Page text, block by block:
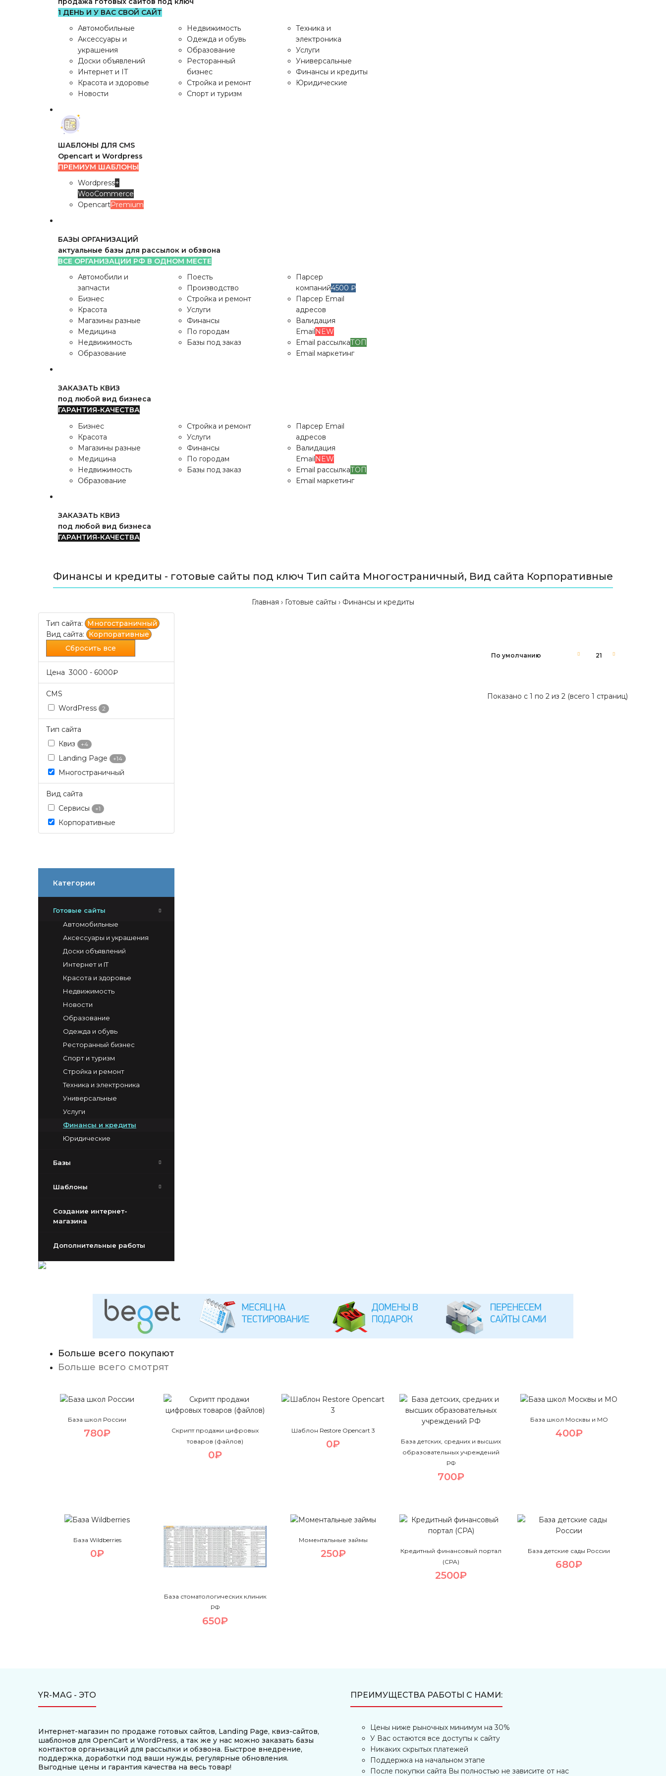
1 ДЕНЬ И У ВАС СВОЙ САЙТ
Автомобильные
Аксессуары и
украшения
Доски объявлений
Интернет и IT
Красота и здоровье
Новости
Недвижимость
Одежда и обувь
Образование
Ресторанный
бизнес
Стройка и ремонт
Спорт и туризм
Техника и
электроника
Услуги
Универсальные
Финансы и кредиты
Юридические
ШАБЛОНЫ ДЛЯ CMS
Opencart и Wordpress
ПРЕМИУМ ШАБЛОНЫ
Wordpress+
WooCommerce
OpencartPremium
БАЗЫ ОРГАНИЗАЦИЙ
актуальные базы для рассылок и обзвона
ВСЕ ОРГАНИЗАЦИИ РФ В ОДНОМ МЕСТЕ
Автомобили и
запчасти
Бизнес
Красота
Магазины разные
Медицина
Недвижимость
Образование
Поесть
Производство
Стройка и ремонт
Услуги
Финансы
По городам
Базы под заказ
Парсер
компаний4500 ₽
Парсер Email
адресов
Валидация
EmailNEW
Email рассылкаТОП
Email маркетинг
ЗАКАЗАТЬ КВИЗ
под любой вид бизнеса
ГАРАНТИЯ-КАЧЕСТВА
webzapas
Категории
ГОТОВЫЕ САЙТЫ
продажа готовых сайтов под ключ
Автомобильные
Аксессуары и
украшения
Доски объявлений
Интернет и IT
Красота и здоровье
ШАБЛОНЫ ДЛЯ CMS
ПРЕМИУМ ШАБЛОНЫ
Wordpress
WooCommerce
OpencartPremium
ВСЕ ОРГАНИЗАЦИИ РФ В ОДНОМ МЕСТЕ
Автомобили и
запчасти
Бизнес
Красота
Магазины разные
Медицина
Недвижимость
Образование
Стройка и ремонт
Услуги
Финансы
По городам
Базы под заказ
Парсер Email
адресов
Валидация
EmailNEW
Email рассылкаТОП
Email маркетинг
ЗАКАЗАТЬ КВИЗ
под любой вид бизнеса
ГАРАНТИЯ-КАЧЕСТВА
Финансы и кредиты - готовые сайты под ключ Тип сайта Многостраничный, Вид сайта Корпоративные
Главная Готовые сайты Финансы и кредиты
Тип сайта:
Многостраничный
Вид сайта:
Корпоративные
Сбросить все
Цена3000 - 6000₽
CMS
WordPress
2
Тип сайта
Квиз
+4
Landing Page +14
Многостраничный
Вид сайта
Сервисы
+1
Корпоративные
Категории
Готовые сайты
Автомобильные
Аксессуары и украшения
Доски объявлений
Интернет и IT
Красота и здоровье
Недвижимость
Новости
Образование
Одежда и обувь
Ресторанный бизнес
Спорт и туризм
Стройка и ремонт
Техника и электроника
Универсальные
Услуги
Финансы и кредиты
Юридические
Базы
Шаблоны
Создание интернет-
магазина
Дополнительные работы
Показано с 1 по 2 из 2 (всего 1 страниц)
Больше всего покупают
Больше всего смотрят
База школ России
780₽
Скрипт продажи цифровых
товаров (файлов)
0₽
Шаблон Restore Opencart 3
0₽
База детских, средних и высших
образовательных учреждений
РФ
700₽
База школ Москвы и МО
400₽
База Wildberries
0₽
База стоматологических клиник
РФ
650₽
Моментальные займы
250₽
Кредитный финансовый портал
(CPA)
2500₽
База детские сады России
680₽
YR-MAG - ЭТО
Интернет-магазин по продаже готовых сайтов, Landing Page, квиз-сайтов,
шаблонов для OpenCart и WordPress, а так же у нас можно заказать базы
контактов организаций для рассылки и обзвона. Быстрое внедрение,
поддержка, доработки под ваши нужды, регулярные обновления.
Выгодные цены и гарантия качества на весь товар!
ПРЕИМУЩЕСТВА РАБОТЫ С НАМИ:
Цены ниже рыночных минимум на 30%
У Вас остаются все доступы к сайту
Никаких скрытых платежей
Поддержка на начальном этапе
После покупки сайта Вы полностью не зависите от нас